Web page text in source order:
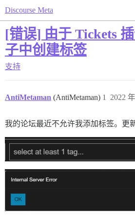
Discourse Meta
[错误] 由于 Tickets
子中创建标签
支持
AntiMetaman (AntiMetaman) 2022
1
我的论坛最近不允许我添加标签。更